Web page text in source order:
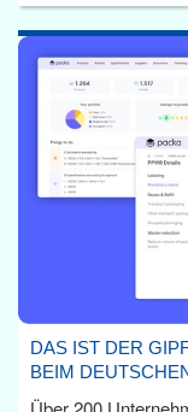
DAS IST DER
BEIM